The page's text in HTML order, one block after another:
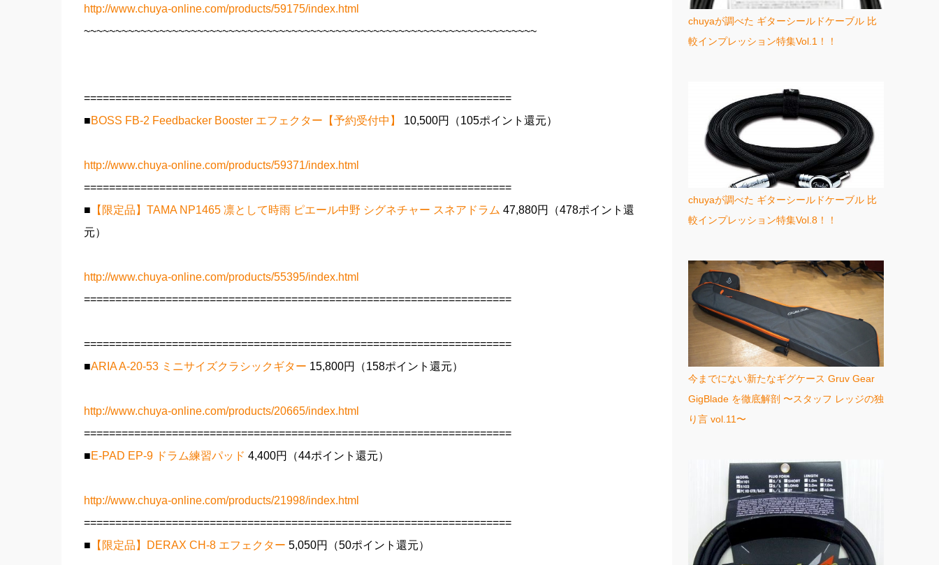
http://www.chuya-online.com/products/59175/index.html
~~~~~~~~~~~~~~~~~~~~~~~~~~~~~~~~~~~~~~~~~~~~~~~~~~~~~~~~~~~~~~~~~~~~~~~~
====================================================================
■BOSS FB-2 Feedbacker Booster エフェクター【予約受付中】 10,500円（105ポイント還元）
http://www.chuya-online.com/products/59371/index.html
====================================================================
■ 【限定品】TAMA NP1465 凛として時雨 ピエール中野 シグネチャー スネアドラム 47,880円（478ポイント還
元）
http://www.chuya-online.com/products/55395/index.html
====================================================================
====================================================================
■ARIA A-20-53 ミニサイズクラシックギター 15,800円（158ポイント還元）
http://www.chuya-online.com/products/20665/index.html
====================================================================
■E-PAD EP-9 ドラム練習パッド 4,400円（44ポイント還元）
http://www.chuya-online.com/products/21998/index.html
====================================================================
■ 【限定品】DERAX CH-8 エフェクター 5,050円（50ポイント還元）
chuyaが調べた ギターシールドケーブル 比
較インプレッション特集Vol.1！！
chuyaが調べた ギターシールドケーブル 比
較インプレッション特集Vol.8！！
今までにない新たなギグケース Gruv Gear
GigBlade を徹底解剖 〜スタッフ レッジの独
り言 vol.11〜